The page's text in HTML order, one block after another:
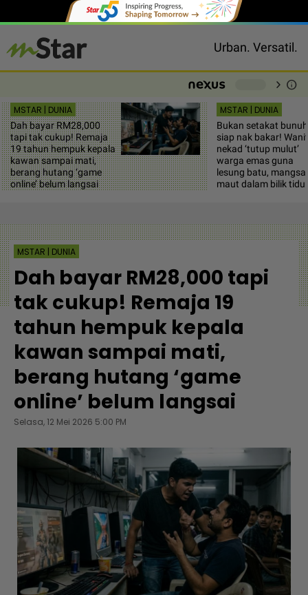
Urban. Versatil.
chevron_right info
MSTAR | DUNIA
Dah bayar RM28,000
tapi tak cukup! Remaja
19 tahun hempuk kepala
kawan sampai mati,
berang hutang ‘game
online’ belum langsai
MSTAR | DUNIA
Bukan setakat
siap nak bakar!
nekad ‘tutup mulut’
warga emas guna
lesung batu, mangsa
maut dalam bilik tidur
MSTAR | DUNIA
Dah bayar RM28,000 tapi
tak cukup! Remaja 19
tahun hempuk kepala
kawan sampai mati,
berang hutang ‘game
online’ belum langsai
Selasa, 12 Mei 2026 5:00 PM